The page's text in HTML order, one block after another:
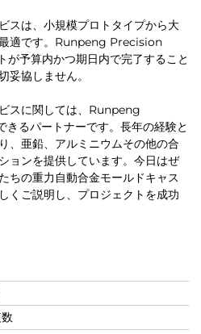
スは、小規模プロトタイプから大
適です。Runpeng Precision
予算内かつ期日内で完了すること
妥協しません。
スに関しては、Runpeng
るパートナーです。長年の経験と
、亜鉛、アルミニウムその他の合
ョンを提供しています。今日はぜ
ちの重力自動合金モールドキャス
くご説明し、プロジェクトを成功